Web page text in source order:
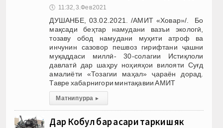
🕔 11:32, 3.Фев 2021
ДУШАНБЕ, 03.02.2021. /АМИТ «Ховар»/. Бо
мақсади беҳтар намудани вазъи экологӣ,
тозаву обод намудани муҳити атроф ва
инчунин сазовор пешвоз гирифтани ҷашни
муқаддаси миллӣ- 30-солагии Истиқлоли
давлатӣ дар шаҳру ноҳияҳои вилояти Суғд
амалиёти «Тозагии маҳал» ҷараён дорад.
Тавре хабарнигори минтақавии АМИТ
Матни пурра ▸
Дар Кобул бар асари таркиш як